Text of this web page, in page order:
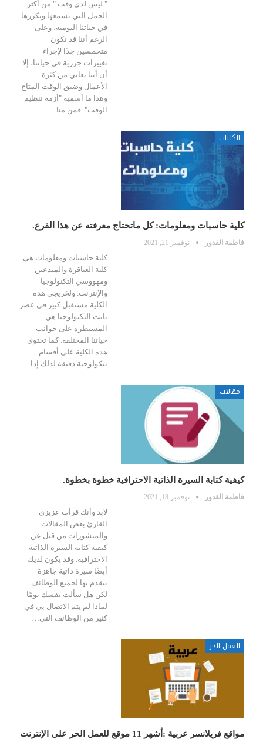
" ليس لدي وقت " من أكثر
الجمل التي نسمعها ونكررها
في حياتنا اليومية، وعلى
الرغم أننا قد نكون
متحمسين جدًا لإجراء
تغييرات جزرية في حياتنا، إلا
أن أننا نعاني من كثرة
الأعمال وضيق الوقت المتاح
وهذا ما أسميه "أزمة تنظيم
الوقت". فمن منا
الكليات
كلية حاسبات ومعلومات: كل ماتحتاج معرفته عن هذا الفرع.
فاطمة القدور نوفمبر 21, 2021
كلية حاسبات ومعلومات هي
كلية العباقرة والمبدعين
ومهووسي التكنولوجيا
والإنترنت. ولخريجي هذه
الكلية مستقبل كبير في عصر
باتت التكنولوجيا هي
المسيطرة على جوانب
حياتنا المختلفة. كما تحتوي
هذه الكلية على أقسام
تنكولوجية دقيقة لذلك إذا …
مقالات
كيفية كتابة السيرة الذاتية الاحترافية خطوة بخطوة.
فاطمة القدور نوفمبر 18, 2021
لابد وأنك قرأت عزيزي
القارئ بعض المقالات
والمنشورات من قبل عن
كيفية كتابة السيرة الذاتية
الاحترافية. وقد يكون لديك
أيضًا سيرة ذاتية جاهزة
تتقدم بها لجميع الوظائف.
لكن هل سألت نفسك يومًا
لماذا لم يتم الاتصال بي في
كثير من الوظائف التي
العمل الحر
مواقع فريلانسر عربية :أشهر 11 موقع للعمل الحر على الإنترنت